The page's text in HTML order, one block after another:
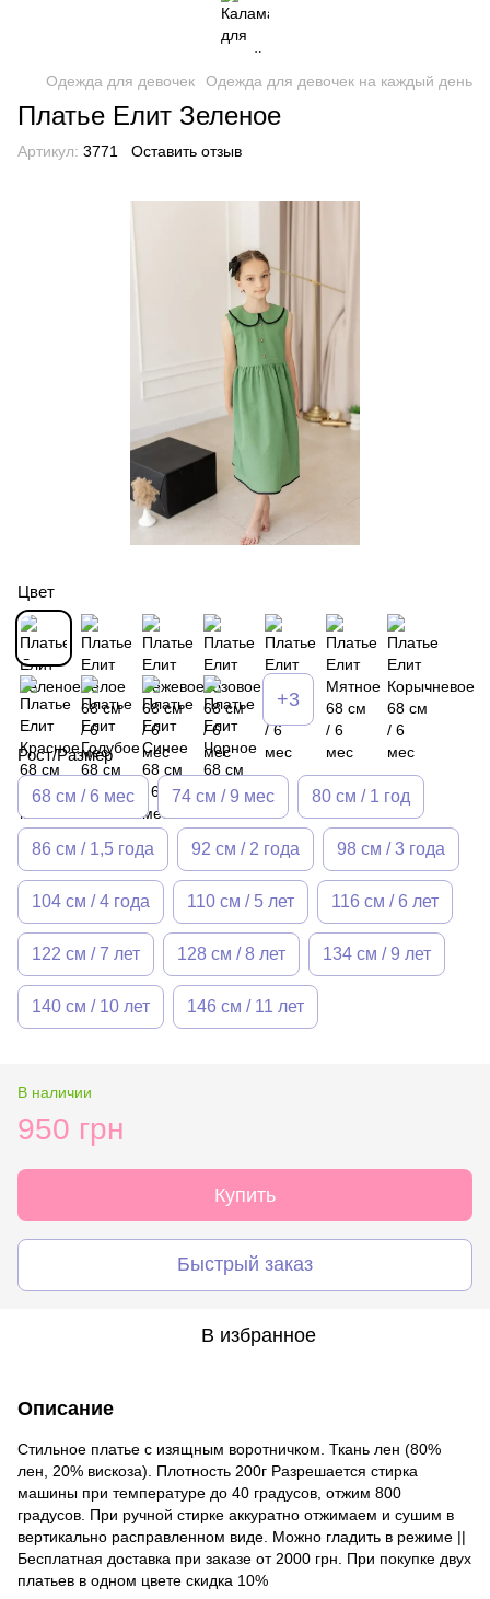
Одежда для девочек Одежда для девочек на каждый день
Платье Елит Зеленое
Артикул: 3771 Оставить отзыв
Цвет
+3
Рост/Размер
68 см / 6 мес 74 см / 9 мес 80 см / 1 год
86 см / 1,5 года 92 см / 2 года 98 см / 3 года
104 см / 4 года 110 см / 5 лет 116 см / 6 лет
122 см / 7 лет 128 см / 8 лет 134 см / 9 лет
140 см / 10 лет 146 см / 11 лет
В наличии
950 грн
Купить
Быстрый заказ
В избранное
Описание
Стильное платье с изящным воротничком. Ткань лен (80%
лен, 20% вискоза). Плотность 200г Разрешается стирка
машины при температуре до 40 градусов, отжим 800
градусов. При ручной стирке аккуратно отжимаем и сушим в
вертикально расправленном виде. Можно гладить в режиме ||
Бесплатная доставка при заказе от 2000 грн. При покупке двух
платьев в одном цвете скидка 10%